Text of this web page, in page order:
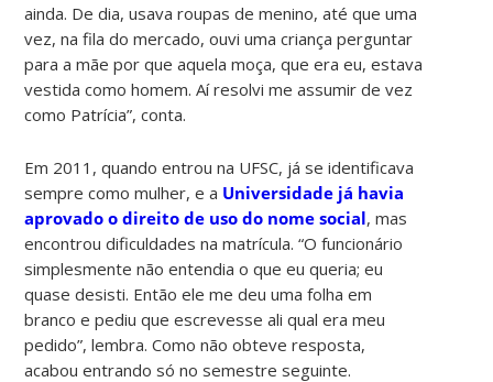
ainda. De dia, usava roupas de menino, até que uma
vez, na fila do mercado, ouvi uma criança perguntar
para a mãe por que aquela moça, que era eu, estava
vestida como homem. Aí resolvi me assumir de vez
como Patrícia”, conta.
Em 2011, quando entrou na UFSC, já se identificava
sempre como mulher, e a Universidade já havia
aprovado o direito de uso do nome social, mas
encontrou dificuldades na matrícula. “O funcionário
simplesmente não entendia o que eu queria; eu
quase desisti. Então ele me deu uma folha em
branco e pediu que escrevesse ali qual era meu
pedido”, lembra. Como não obteve resposta,
acabou entrando só no semestre seguinte.